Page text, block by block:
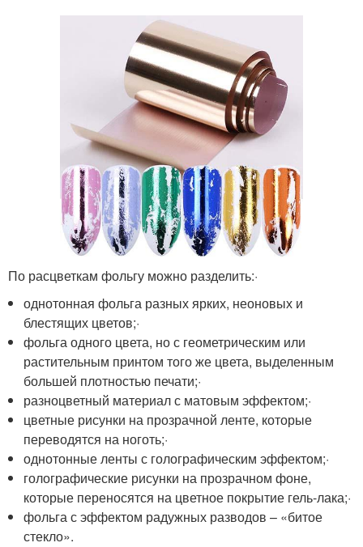
По расцветкам фольгу можно разделить:·
однотонная фольга разных ярких, неоновых и
блестящих цветов;·
фольга одного цвета, но с геометрическим или
растительным принтом того же цвета, выделенным
большей плотностью печати;·
разноцветный материал с матовым эффектом;·
цветные рисунки на прозрачной ленте, которые
переводятся на ноготь;·
однотонные ленты с голографическим эффектом;·
голографические рисунки на прозрачном фоне,
которые переносятся на цветное покрытие гель-лака;·
фольга с эффектом радужных разводов – «битое
стекло».